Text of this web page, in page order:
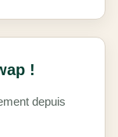
!
depuis